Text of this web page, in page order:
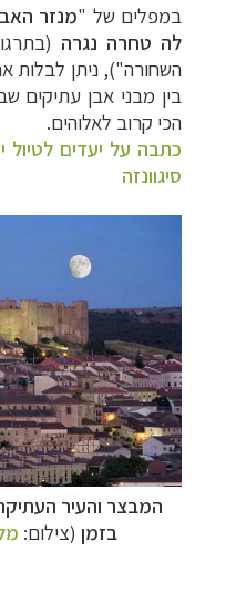
במפלים של "מנזר
לה טחרה נגרה
השחורה"), ניתן לבלות
בין מבני אבן עתיקים
הכי קרוב לאלוהים.
כתבה על יעדים לטיול
סיגוונזה
המבצר והעיר
בזמן (צילום:
קרוזים
הפלגות